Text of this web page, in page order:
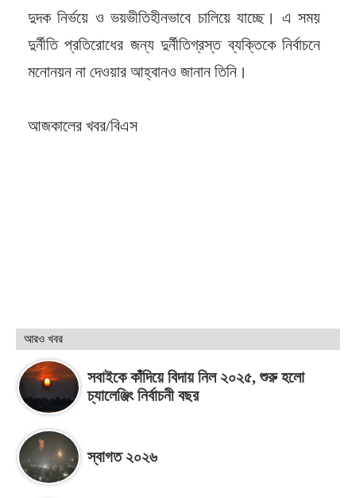
দুদক নির্ভয়ে ও ভয়ভীতিহীনভাবে চালিয়ে যাচ্ছে। এ সময়
দুর্নীতি প্রতিরোধের জন্য দুর্নীতিগ্রস্ত ব্যক্তিকে নির্বাচনে
মনোনয়ন না দেওয়ার আহ্বানও জানান তিনি।
আজকালের খবর/বিএস
আরও খবর
সবাইকে কাঁদিয়ে বিদায় নিল ২০২৫, শুরু হলো
চ্যালেঞ্জিং নির্বাচনী বছর
স্বাগত ২০২৬